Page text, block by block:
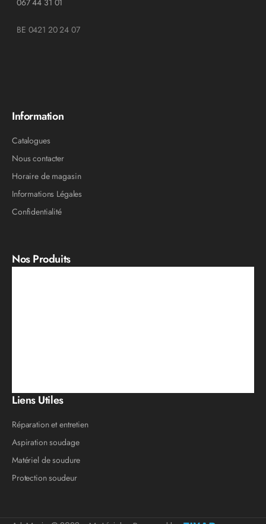
BE 0421 20 24 07
Information
Catalogues
Nous contacter
Horaire de magasin
Informations Légales
Confidentialité
Nos Produits
Liens Utiles
Réparation et entretien
Aspiration soudage
Matériel de soudure
Protection soudeur